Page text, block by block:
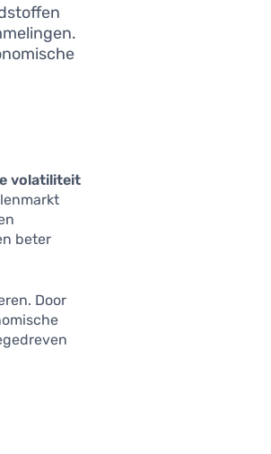
volatiliteit
beter
Door